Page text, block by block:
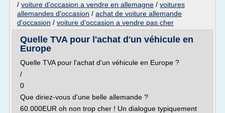
/ voiture d'occasion a vendre en allemagne / voitures
allemandes d'occasion / achat de voiture allemande
d'occasion / voiture d'occasion a vendre pas cher
Quelle TVA pour l'achat d'un véhicule en
Europe
Quelle TVA pour l'achat d'un véhicule en Europe ?
/
0
Que diriez-vous d'une belle allemande ?
60.000EUR oh non trop cher ! Un dialogue typiquement